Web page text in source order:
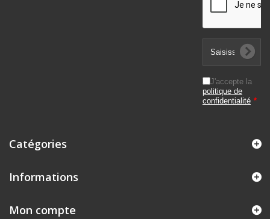
J'accepte la
politique de
confidentialité *
Catégories
Informations
Mon compte